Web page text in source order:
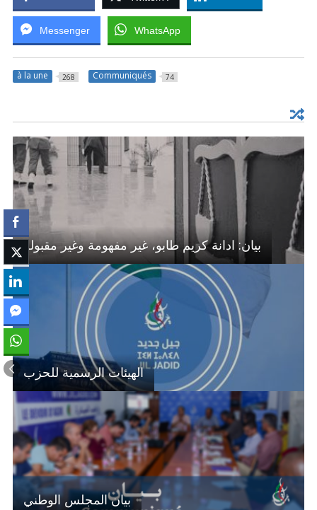
Messenger WhatsApp
à la une 268 Communiqués 74
بيان: ادانة كريم طابو، غير مفهومة وغير مقبولة
الهيئات الرسمية للحزب
بيان المجلس الوطني